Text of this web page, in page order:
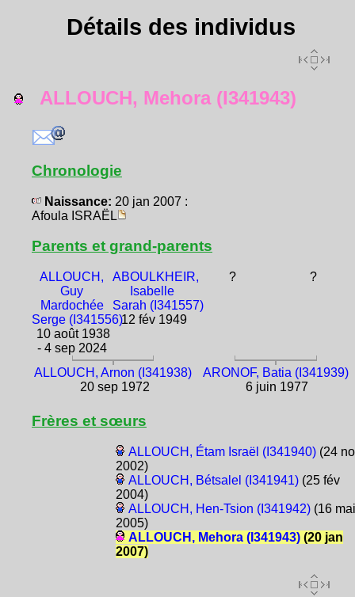
Détails des individus
ALLOUCH, Mehora (I341943)
Chronologie
Naissance: 20 jan 2007 :
Afoula ISRAËL
Parents et grand-parents
ALLOUCH,
Guy
Mardochée
Serge (I341556)
10 août 1938
- 4 sep 2024
ABOULKHEIR,
Isabelle
Sarah (I341557)
12 fév 1949
? ?
ALLOUCH, Arnon (I341938)
20 sep 1972
ARONOF, Batia (I341939)
6 juin 1977
Frères et sœurs
ALLOUCH, Étam Israël (I341940)(24
2002)
ALLOUCH, Bétsalel (I341941)(25 fév
2004)
ALLOUCH, Hen-Tsion (I341942)(16 mai
2005)
ALLOUCH, Mehora (I341943)(20 jan
2007)